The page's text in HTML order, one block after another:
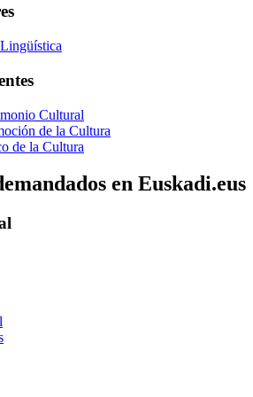
Cultural
de la Cultura
de la Cultura
en Euskadi.eus